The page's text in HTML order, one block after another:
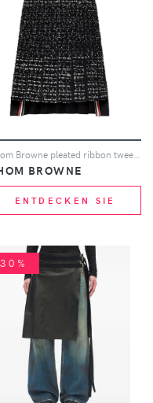
BROWNE
ENTDECKEN SIE